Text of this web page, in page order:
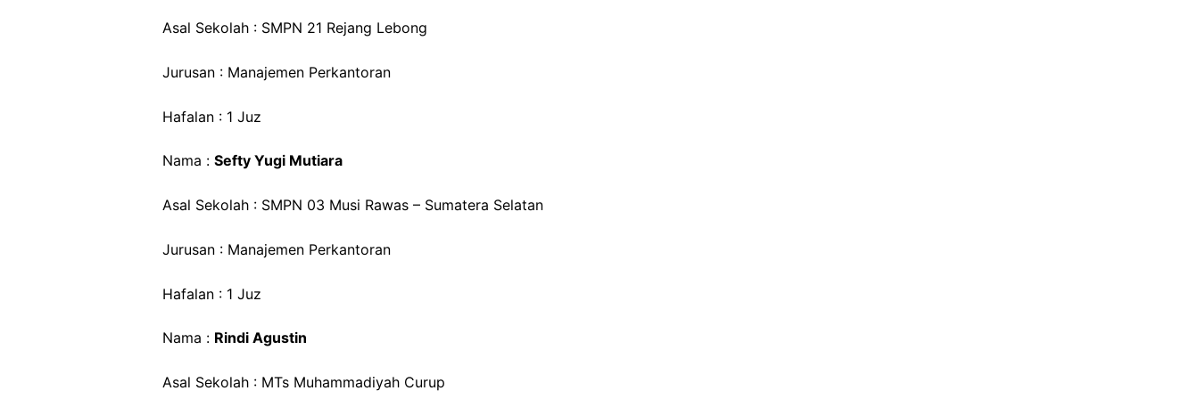
Asal Sekolah : SMPN 21 Rejang Lebong
Jurusan : Manajemen Perkantoran
Hafalan : 1 Juz
Nama : Sefty Yugi Mutiara
Asal Sekolah : SMPN 03 Musi Rawas – Sumatera Selatan
Jurusan : Manajemen Perkantoran
Hafalan : 1 Juz
Nama : Rindi Agustin
Asal Sekolah : MTs Muhammadiyah Curup